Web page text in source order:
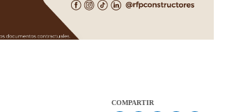
COMPARTIR